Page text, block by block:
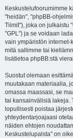
Keskustelufoorumimme
"heidän", "phpBB-
Tiimit"), joka on julkaistu "
"GPL") ja se voidaan
vain ympäristön
mitä sallimme tai
lisätietoa phpBB:stä
Suostut olemaan
muutakaan materiaalia,
omassa maassasi, se
tai kansainvälisiä lakeja.
lopullisesti poistaa
yhteydentarjoajaasi
näiden ehtojen
Keskustelupalsta" on